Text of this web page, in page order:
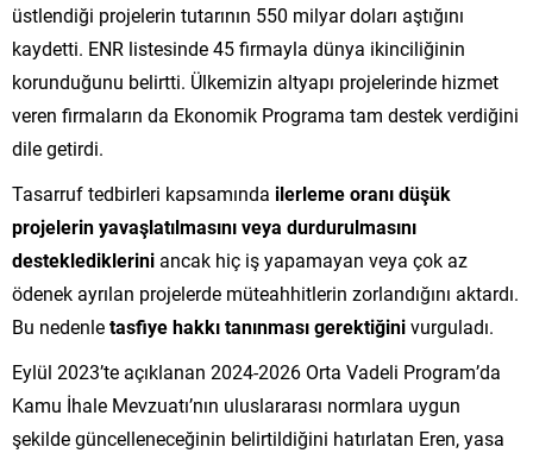
üstlendiği projelerin tutarının 550 milyar doları aştığını
kaydetti. ENR listesinde 45 firmayla dünya ikinciliğinin
korunduğunu belirtti. Ülkemizin altyapı projelerinde hizmet
veren firmaların da Ekonomik Programa tam destek verdiğini
dile getirdi.
Tasarruf tedbirleri kapsamında ilerleme oranı düşük
projelerin yavaşlatılmasını veya durdurulmasını
desteklediklerini ancak hiç iş yapamayan veya çok az
ödenek ayrılan projelerde müteahhitlerin zorlandığını aktardı.
Bu nedenletasfiye hakkı tanınması gerektiğinivurguladı.
Eylül 2023’te açıklanan 2024-2026 Orta Vadeli Program’da
Kamu İhale Mevzuatı’nın uluslararası normlara uygun
şekilde güncelleneceğinin belirtildiğini hatırlatan Eren, yasa